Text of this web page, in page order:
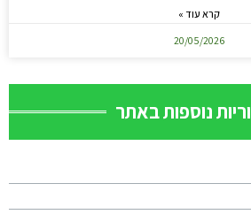
קרא עוד »
20/05/2026
נוספות באתר